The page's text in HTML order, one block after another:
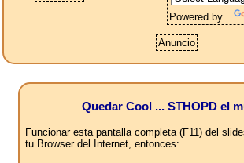
Powered by
Anuncio
Quedar Cool ... STHOPD el
Funcionar esta pantalla completa (F11) del
tu Browser del Internet, entonces: